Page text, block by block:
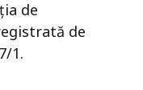
de
de
1.